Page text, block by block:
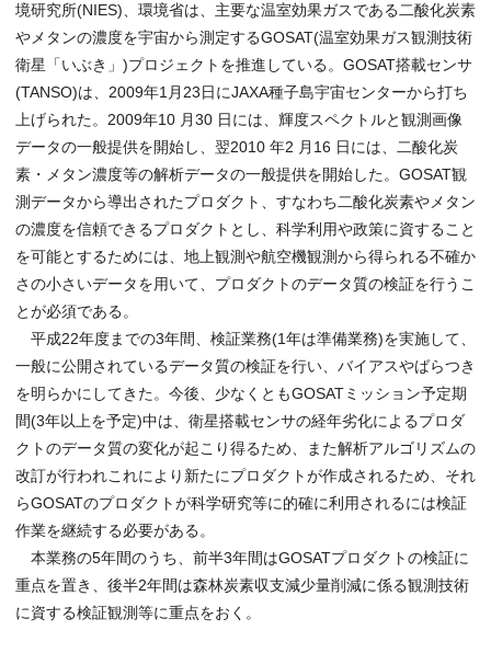
境研究所(NIES)、環境省は、主要な温室効果ガスである二酸化炭素
やメタンの濃度を宇宙から測定するGOSAT(温室効果ガス観測技術
衛星「いぶき」)プロジェクトを推進している。GOSAT搭載センサ
(TANSO)は、2009年1月23日にJAXA種子島宇宙センターから打ち
上げられた。2009年10 月30 日には、輝度スペクトルと観測画像
データの一般提供を開始し、翌2010 年2 月16 日には、二酸化炭
素・メタン濃度等の解析データの一般提供を開始した。GOSAT観
測データから導出されたプロダクト、すなわち二酸化炭素やメタン
の濃度を信頼できるプロダクトとし、科学利用や政策に資すること
を可能とするためには、地上観測や航空機観測から得られる不確か
さの小さいデータを用いて、プロダクトのデータ質の検証を行うこ
とが必須である。
平成22年度までの3年間、検証業務(1年は準備業務)を実施して、
一般に公開されているデータ質の検証を行い、バイアスやばらつき
を明らかにしてきた。今後、少なくともGOSATミッション予定期
間(3年以上を予定)中は、衛星搭載センサの経年劣化によるプロダ
クトのデータ質の変化が起こり得るため、また解析アルゴリズムの
改訂が行われこれにより新たにプロダクトが作成されるため、それ
らGOSATのプロダクトが科学研究等に的確に利用されるには検証
作業を継続する必要がある。
本業務の5年間のうち、前半3年間はGOSATプロダクトの検証に
重点を置き、後半2年間は森林炭素収支減少量削減に係る観測技術
に資する検証観測等に重点をおく。